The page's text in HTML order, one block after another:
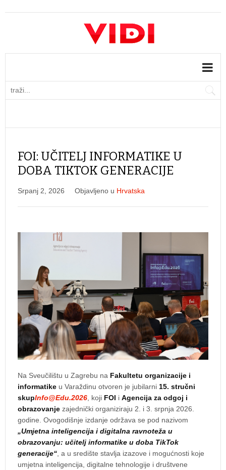
FOI: UČITELJ INFORMATIKE U
DOBA TIKTOK GENERACIJE
Srpanj 2, 2026 Objavljeno u Hrvatska
Na Sveučilištu u Zagrebu na Fakultetu organizacije i
informatike u Varaždinu otvoren je jubilarni 15. stručni
skupInfo@Edu.2026, koji FOI i Agencija za odgoj i
obrazovanje zajednički organiziraju 2. i 3. srpnja 2026.
godine. Ovogodišnje izdanje održava se pod nazivom
„Umjetna inteligencija i digitalna ravnoteža u
obrazovanju: učitelj informatike u doba TikTok
generacije“, a u središte stavlja izazove i mogućnosti koje
umjetna inteligencija, digitalne tehnologije i društvene